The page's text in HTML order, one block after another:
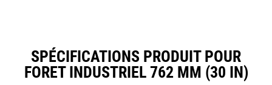
SPÉCIFICATIONS PRODUIT POUR
FORET INDUSTRIEL 762 MM (30 IN)